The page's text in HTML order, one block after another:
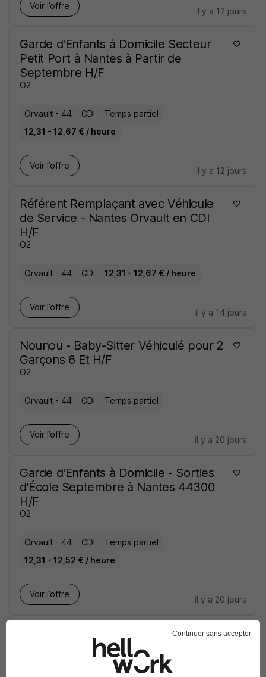
Voir l’offre
il y a 12 jours
Garde d'Enfants à Domicile Secteur
Petit Port à Nantes à Partir de
Septembre H/F
O2
Orvault - 44 CDI
Temps partiel
12,31 - 12,67 € / heure
Voir l’offre
il y a 12 jours
Référent Remplaçant avec Véhicule
de Service - Nantes Orvault en CDI
H/F
O2
Orvault - 44 CDI 12,31 - 12,67 € / heure
Voir l’offre
il y a 14 jours
Nounou - Baby-Sitter Véhiculé pour 2
Garçons 6 Et H/F
O2
Orvault - 44 CDI Temps partiel
Voir l’offre
il y a 20 jours
Garde d'Enfants à Domicile - Sorties
d'École Septembre à Nantes 44300
H/F
O2
Orvault - 44 CDI
Temps partiel
12,31 - 12,52 € / heure
Voir l’offre
il y a 20 jours
Garde d'Enfants à Domicile à la
Chapelle sur Erdre 44240 H/F
Continuer sans accepter